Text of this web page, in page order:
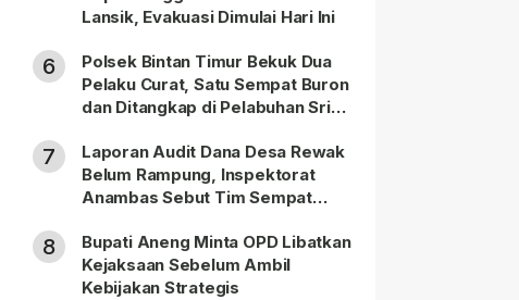
Lansik, Evakuasi Dimulai Hari Ini
6
Polsek Bintan Timur Bekuk Dua
Pelaku Curat, Satu Sempat Buron
dan Ditangkap di Pelabuhan Sri
7
Laporan Audit Dana Desa Rewak
Belum Rampung, Inspektorat
Anambas Sebut Tim Sempat
8
Bupati Aneng Minta OPD Libatkan
Kejaksaan Sebelum Ambil
Kebijakan Strategis